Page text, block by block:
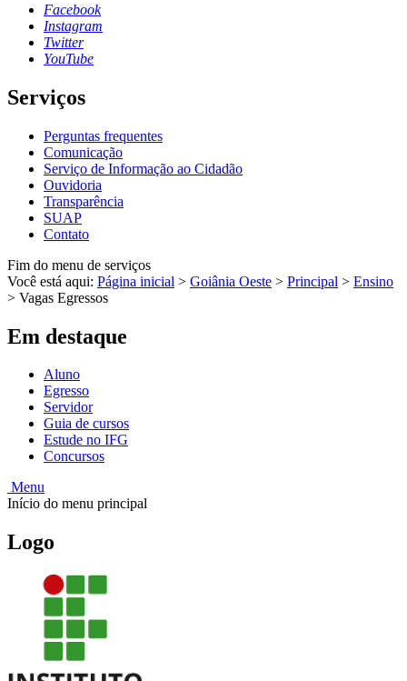
Facebook
Instagram
Twitter
YouTube
Serviços
Perguntas frequentes
Comunicação
Serviço de Informação ao Cidadão
Ouvidoria
Transparência
SUAP
Contato
Fim do menu de serviços
Você está aqui: Página inicial > Goiânia Oeste > Principal > Ensino
> Vagas Egressos
Em destaque
Aluno
Egresso
Servidor
Guia de cursos
Estude no IFG
Concursos
Menu
Início do menu principal
Logo